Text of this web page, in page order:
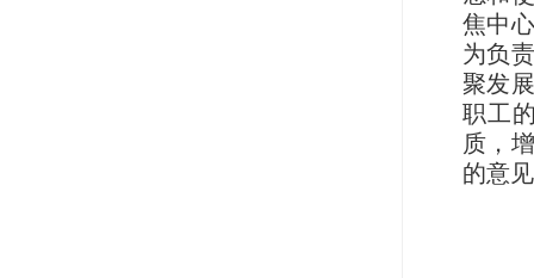
焦中
为负
聚发
职工
质，
的意